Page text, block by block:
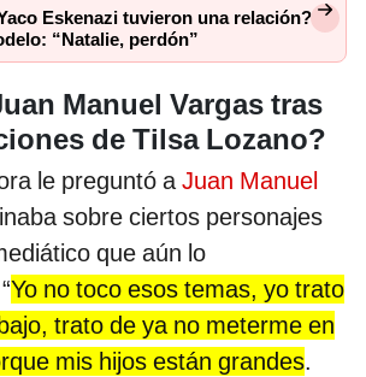
Eskenazi tuvieron una relación?
“Natalie, perdón”
Manuel Vargas tras
de Tilsa Lozano?
le preguntó a Juan Manuel
sobre ciertos personajes
que aún lo
Yo no toco esos temas, yo trato
trato de ya no meterme en
mis hijos están grandes.